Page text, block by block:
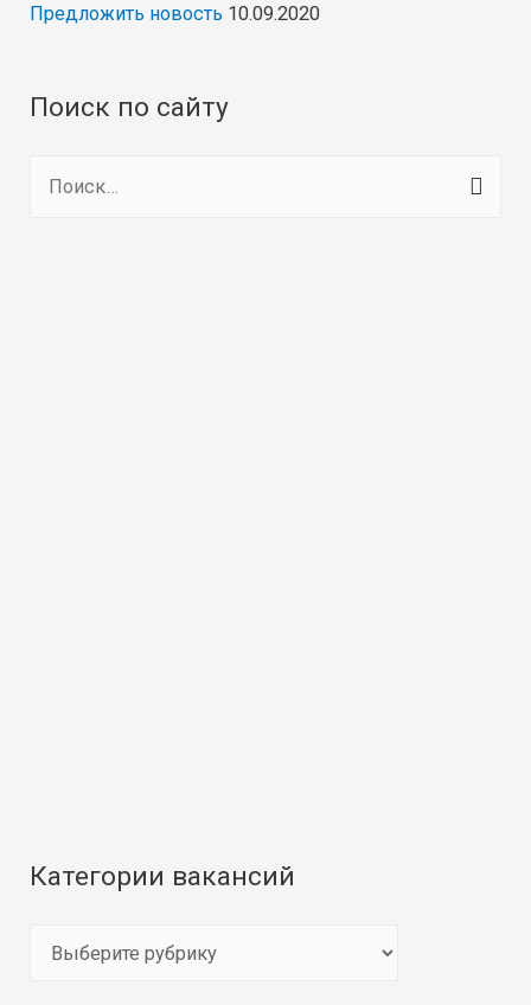
Предложить новость 10.09.2020
Поиск по сайту
Категории вакансий